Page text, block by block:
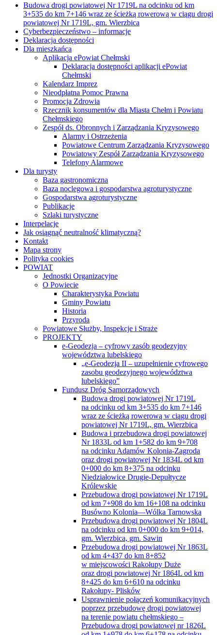
Budowa drogi powiatowej Nr 1719L na odcinku od km
3+535 do km 7+146 wraz ze ścieżką rowerową w ciągu drogi
powiatowej Nr 1719L, gm. Wierzbica
Cyberbezpieczeństwo – informacje
Deklaracja dostępności
Dla mieszkańca
Aplikacja ePowiat Chełmski
Deklaracja dostępności aplikacji ePowiat
Chełmski
Kalendarz Imprez
Nieodpłatna Pomoc Prawna
Promocja Zdrowia
Rzecznik konsumentów dla Miasta Chełm i Powiatu
Chełmskiego
Zespół ds. Obronnych i Zarządzania Kryzysowego
Alarmy i Ostrzeżenia
Powiatowe Centrum Zarządzania Kryzysowego
Powiatowy Zespół Zarządzania Kryzysowego
Telefony Alarmowe
Dla turysty
Baza gastronomiczna
Baza noclegowa i gospodarstwa agroturystyczne
Gospodarstwa agroturystyczne
Publikacje
Szlaki turystyczne
Interpelacje
Jak osiągnąć neutralność klimatyczną?
Kontakt
Mapa strony
Polityka cookies
POWIAT
Jednostki Organizacyjne
O Powiecie
Charakterystyka Powiatu
Gminy Powiatu
Historia
Przyroda
Powiatowe Służby, Inspekcje i Straże
PROJEKTY
e-Geodezja – cyfrowy zasób geodezyjny
województwa lubelskiego
„e-Geodezja II – uzupełnienie cyfrowego
zasobu geodezyjnego województwa
lubelskiego”
Fundusz Dróg Samorządowych
Budowa drogi powiatowej Nr 1719L
na odcinku od km 3+535 do km 7+146
wraz ze ścieżką rowerową w ciągu drogi
powiatowej Nr 1719L, gm. Wierzbica
Budowa i przebudowa drogi powiatowej
Nr 1833L od km 1+582 do km 9+708
na odcinku Adamów Kolonia-Zagroda
oraz drogi powiatowej Nr 1834L od km
0+000 do km 8+375 na odcinku
Niedziałowice Drugie-Depułtycze
Królewskie
Przebudowa drogi powiatowej Nr 1719L
od km 7+908 do km 16+108 na odcinku
Busówno Kolonia—Wólka Tarnowska
Przebudowa drogi powiatowej Nr 1804L
na odcinku od km 0+000 do km 9+014,
gm. Wierzbica, gm. Sawin
Przebudowa drogi powiatowej Nr 1863L
od km 4+437 do km 8+852
w miejscowości Rakołupy Duże
oraz drogi powiatowej Nr 1864L od km
8+425 do km 6+610 na odcinku
Rakołupy- Plisków
Usprawnienie połączeń komunikacyjnych
poprzez przebudowę drogi powiatowej
na terenie powiatu chełmskiego –
Przebudowa drogi powiatowej nr 1826L